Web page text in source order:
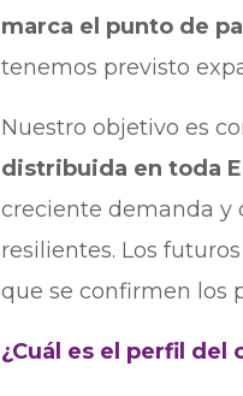
marca el punto de
tenemos previsto
Nuestro objetivo es
distribuida en toda
creciente demanda y
resilientes. Los
que se confirmen los
¿Cuál es el perfil del